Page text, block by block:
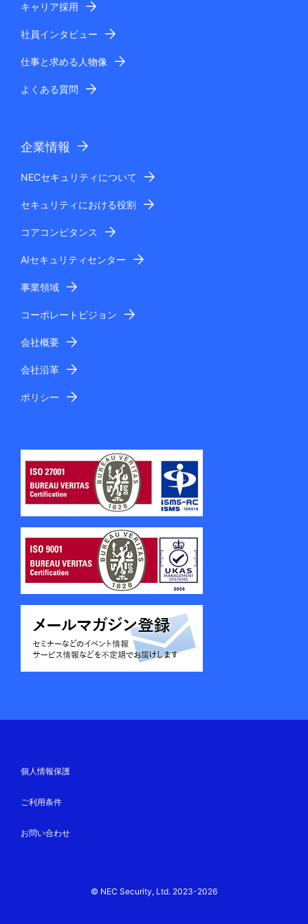
キャリア採用
社員インタビュー
仕事と求める人物像
よくある質問
企業情報
NECセキュリティについて
セキュリティにおける役割
コアコンピタンス
AIセキュリティセンター
事業領域
コーポレートビジョン
会社概要
会社沿革
ポリシー
個人情報保護
ご利用条件
お問い合わせ
© NEC Security, Ltd. 2023-2026